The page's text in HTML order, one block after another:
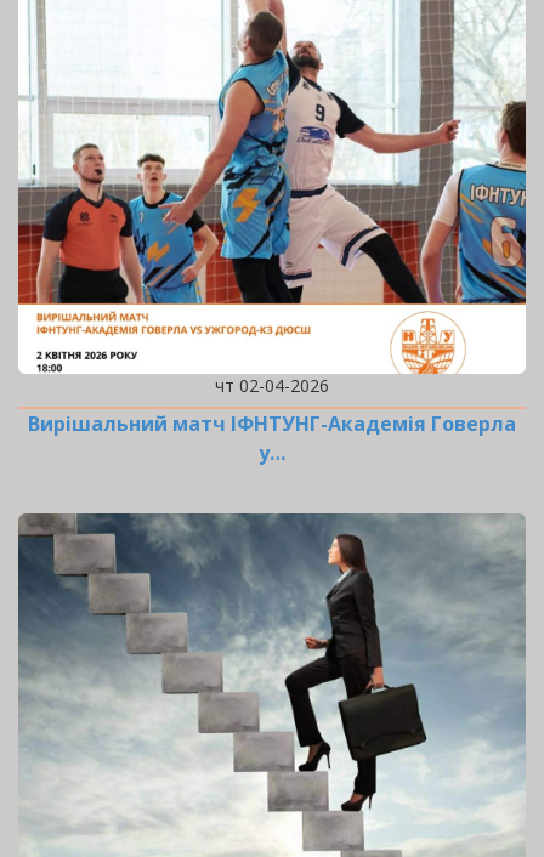
чт 02-04-2026
Вирішальний матч ІФНТУНГ-Академія Говерла
у…